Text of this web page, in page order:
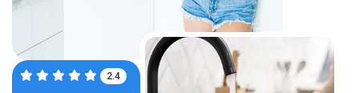
3.8